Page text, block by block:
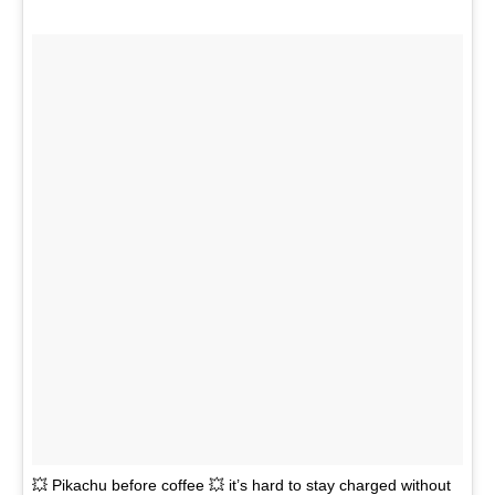
💥 Pikachu before coffee 💥 it’s hard to stay charged without